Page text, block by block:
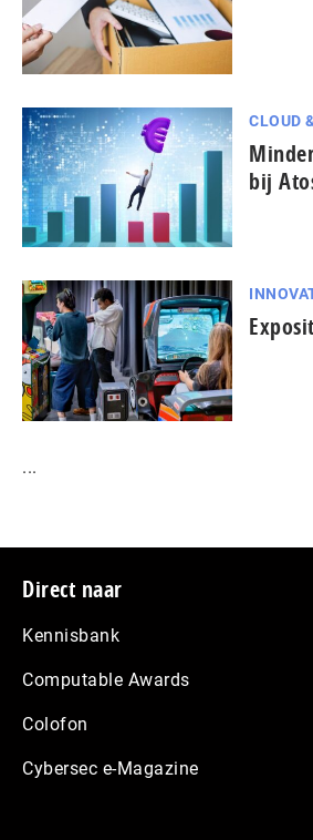
CLOUD
bij
...
Footer
Direct naar
Kennisbank
Computable Awards
Colofon
Cybersec e-Magazine